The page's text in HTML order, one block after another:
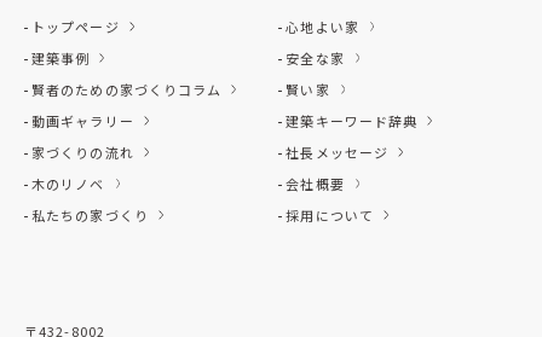
トップページ
建築事例
賢者のための家づくりコラム
動画ギャラリー
家づくりの流れ
木のリノベ
私たちの家づくり
心地よい家
安全な家
賢い家
建築キーワード辞典
社長メッセージ
会社概要
採用について
〒432-8002